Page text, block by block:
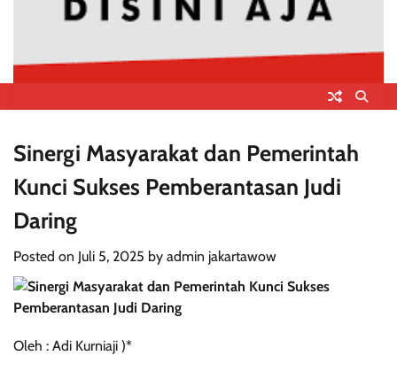
Sinergi Masyarakat dan Pemerintah
Kunci Sukses Pemberantasan Judi
Daring
Posted on Juli 5, 2025 by admin jakartawow
Oleh : Adi Kurniaji )*